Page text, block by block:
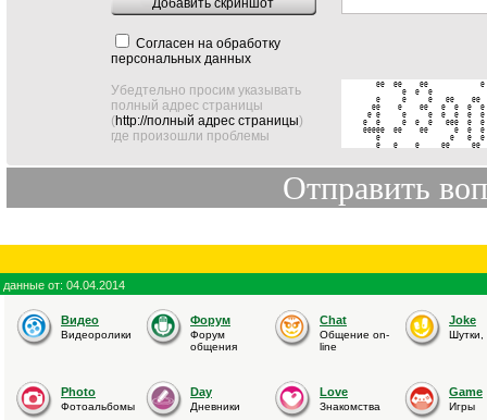
Добавить скриншот
Согласен на обработку
персональных данных
Убедтельно просим указывать
полный адрес страницы
(http://полный адрес страницы)
где произошли проблемы
@@  @@    @@
@  @  @
@     @     @   @@
@@    @    @@   @  @  @
@ @     @     @  @  @  @
@  @     @  @  @   @@@  @
@@@@@  @@    @@      @  @
@                @
@   @    @     @@
данные от: 04.04.2014
Видео
Видеоролики
Форум
Форум
общения
Chat
Общение on-
line
Joke
Photo
Фотоальбомы
Day
Дневники
Love
Знакомства
Game
Игры